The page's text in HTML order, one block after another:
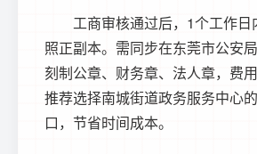
工商审核通过后，1个工作
照正副本。需同步在东莞市公安
刻制公章、财务章、法人章，费
推荐选择南城街道政务服务中心
口，节省时间成本。